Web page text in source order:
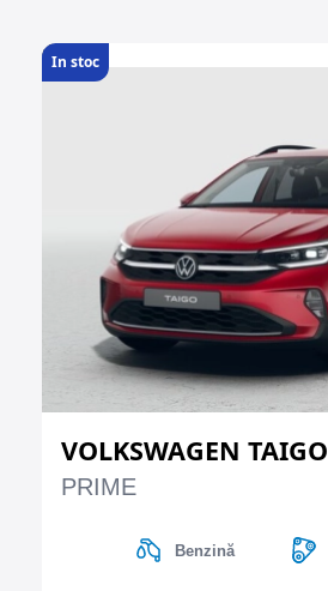
In stoc
VOLKSWAGEN TAIGO
PRIME
Benzină